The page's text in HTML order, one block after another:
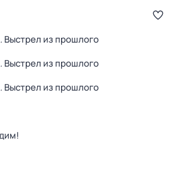
Выстрел из прошлого
Выстрел из прошлого
Выстрел из прошлого